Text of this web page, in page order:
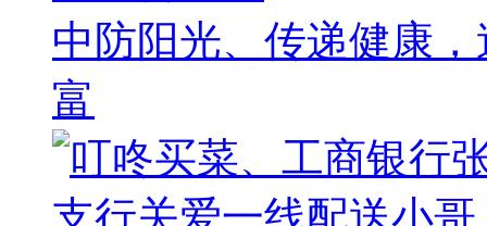
中防阳光、传递健康
富